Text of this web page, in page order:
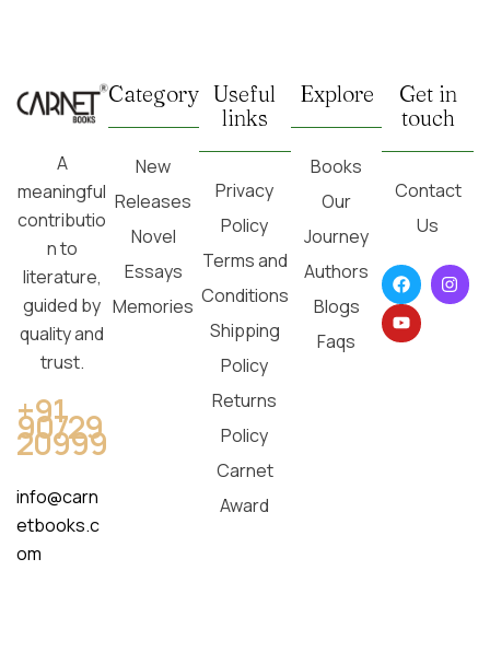
A
meaningful
contributio
n to
literature,
guided by
quality and
trust.
+91
90729
20999
info@carn
etbooks.c
om
Category
New
Releases
Novel
Essays
Memories
Useful
links
Privacy
Policy
Terms and
Conditions
Shipping
Policy
Returns
Policy
Carnet
Award
Explore
Books
Our
Journey
Authors
Blogs
Faqs
Get in
touch
Contact
Us